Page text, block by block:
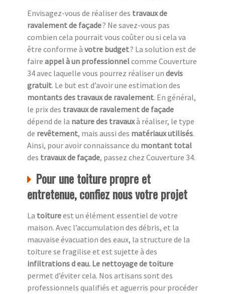
Envisagez-vous de réaliser des travaux de
ravalement de façade? Ne savez-vous pas
combien cela pourrait vous coûter ou si cela va
être conforme à votre budget? La solution est de
faire appel à un professionnelcomme Couverture
34 avec laquelle vous pourrez réaliser un devis
gratuit. Le but est d’avoir une estimation des
montants des travaux de ravalement. En général,
le prix des travaux de ravalement de façade
dépend de la nature des travauxà réaliser, le type
de revêtement, mais aussi des matériaux utilisés.
Ainsi, pour avoir connaissance du montant total
des travaux de façade, passez chez Couverture 34.
Pour une toiture propre et
entretenue, confiez nous votre projet
La toitureest un élément essentiel de votre
maison. Avec l’accumulation des débris, et la
mauvaise évacuation des eaux, la structure de la
toiture se fragilise et est sujette à des
infiltrations d eau. Le nettoyage de toiture
permet d’éviter cela. Nos artisans sont des
professionnels qualifiés et aguerris pour procéder